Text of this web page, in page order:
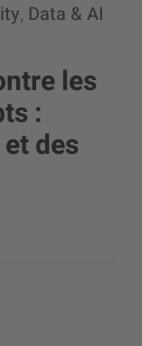
, Data & AI
les
:
des